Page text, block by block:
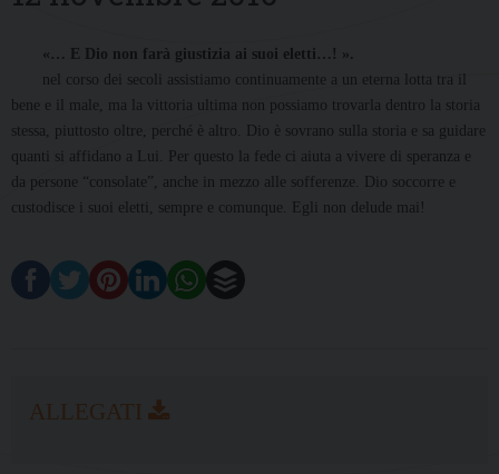
«… E Dio non farà giustizia ai suoi eletti…! ».
nel corso dei secoli assistiamo continuamente a un eterna lotta tra il
bene e il male, ma la vittoria ultima non possiamo trovarla dentro la storia
stessa, piuttosto oltre, perché è altro. Dio è sovrano sulla storia e sa guidare
quanti si affidano a Lui. Per questo la fede ci aiuta a vivere di speranza e
da persone “consolate”, anche in mezzo alle sofferenze. Dio soccorre e
custodisce i suoi eletti, sempre e comunque. Egli non delude mai!